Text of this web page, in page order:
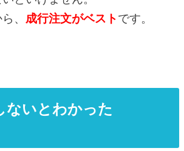
、 成行注文がベストです。
ないとわかった